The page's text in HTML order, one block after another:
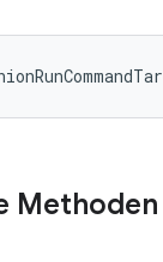
Methoden